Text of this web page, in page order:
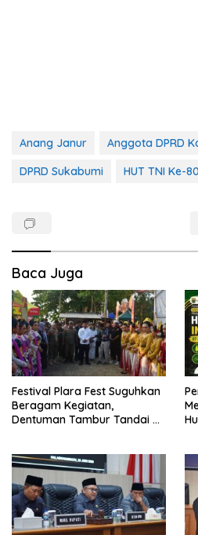
Anang Janur
Anggota DPRD
DPRD Sukabumi
HUT TNI Ke-80
Baca Juga
Festival Plara Fest Suguhkan
Beragam Kegiatan,
Dentuman Tambur Tandai di